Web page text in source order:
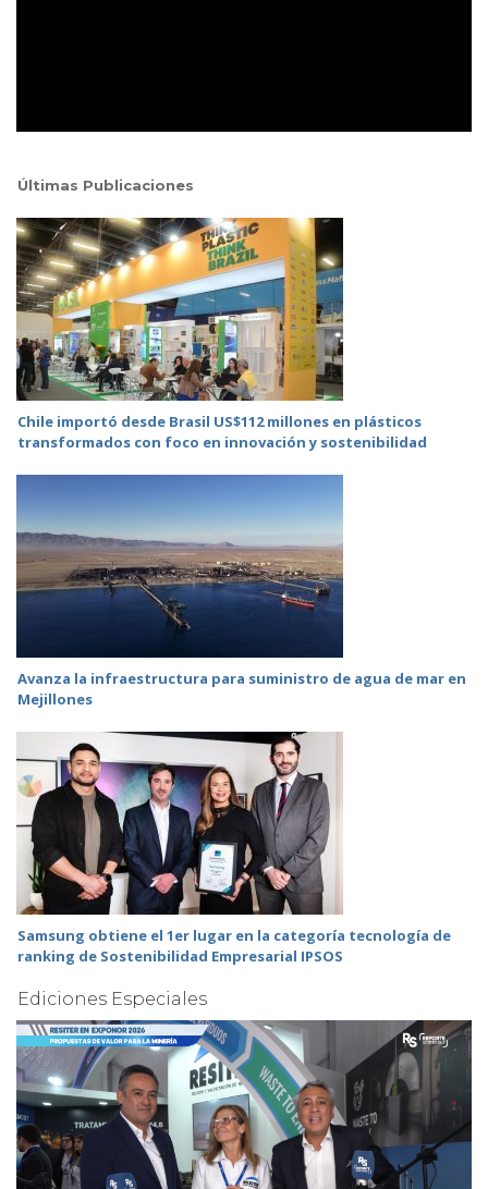
Últimas Publicaciones
Chile importó desde Brasil US$112 millones en plásticos
transformados con foco en innovación y sostenibilidad
Avanza la infraestructura para suministro de agua de mar en
Mejillones
Samsung obtiene el 1er lugar en la categoría tecnología de
ranking de Sostenibilidad Empresarial IPSOS
Ediciones Especiales